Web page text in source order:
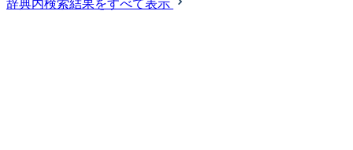
辞典内検索結果をすべて表示